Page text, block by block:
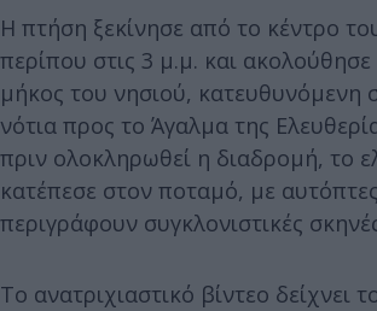
Η πτήση ξεκίνησε από το κέντρο
περίπου στις 3 μ.μ. και
μήκος του νησιού, κατευθυνόμενη
νότια προς το Άγαλμα της
πριν ολοκληρωθεί η διαδρομή, το
κατέπεσε στον ποταμό, με
περιγράφουν συγκλονιστικές
Το ανατριχιαστικό βίντεο δείχνει